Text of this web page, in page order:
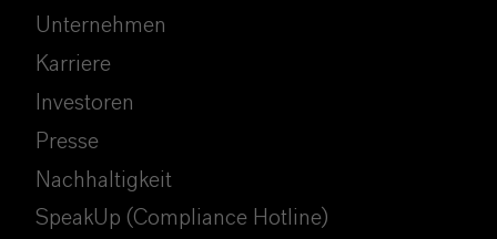
Unternehmen
Karriere
Investoren
Presse
Nachhaltigkeit
SpeakUp (Compliance Hotline)